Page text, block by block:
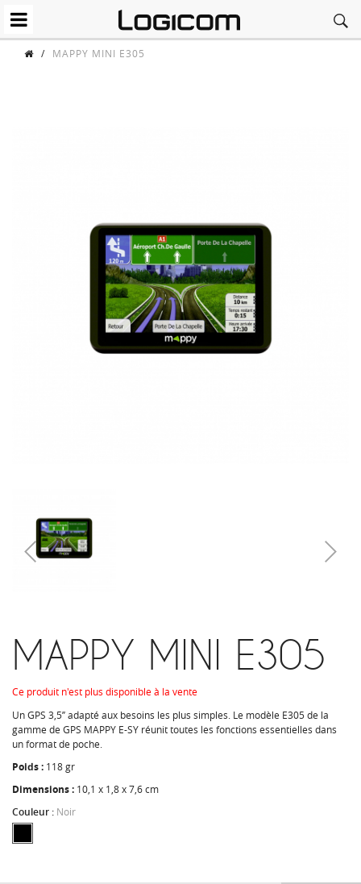
/ MAPPY MINI E305
MAPPY MINI E305
Ce produit n'est plus disponible à la vente
Un GPS 3,5’’ adapté aux besoins les plus simples. Le modèle E305 de la
gamme de GPS MAPPY E-SY réunit toutes les fonctions essentielles dans
un format de poche.
Poids : 118 gr
Dimensions : 10,1 x 1,8 x 7,6 cm
Couleur : Noir